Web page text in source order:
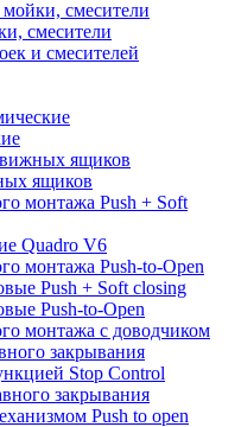
смесители
и смесителей
ящиков
монтажа Push + Soft
Quadro V6
монтажа Push-to-Open
Push + Soft closing
Push-to-Open
монтажа с доводчиком
закрывания
Stop Control
закрывания
Push to open